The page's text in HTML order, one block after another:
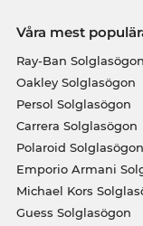
Våra mest
Ray-Ban Solglasögon
Oakley Solglasögon
Persol Solglasögon
Carrera Solglasögon
Polaroid Solglasögon
Emporio Armani
Michael Kors
Guess Solglasögon